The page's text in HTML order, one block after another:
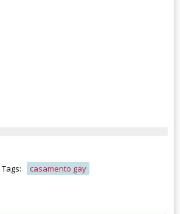
Tags: casamento gay